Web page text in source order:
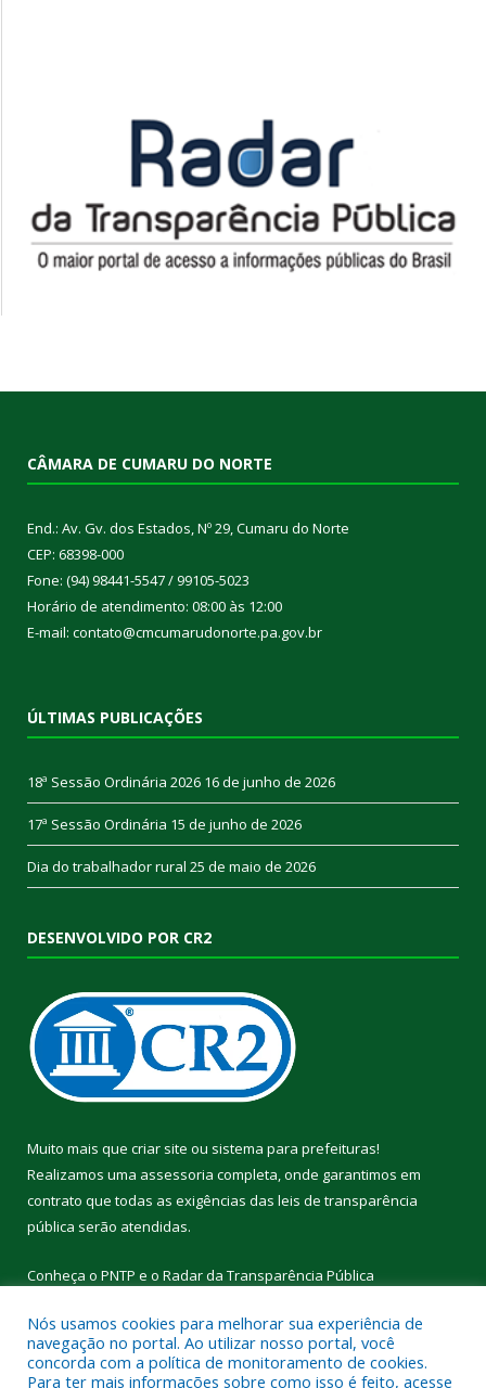
CÂMARA DE CUMARU DO NORTE
End.: Av. Gv. dos Estados, Nº 29, Cumaru do Norte
CEP: 68398-000
Fone: (94) 98441-5547 / 99105-5023
Horário de atendimento: 08:00 às 12:00
E-mail: contato@cmcumarudonorte.pa.gov.br
ÚLTIMAS PUBLICAÇÕES
18ª Sessão Ordinária 2026 16 de junho de 2026
17ª Sessão Ordinária 15 de junho de 2026
Dia do trabalhador rural 25 de maio de 2026
DESENVOLVIDO POR CR2
Muito mais que criar site ou sistema para prefeituras!
Realizamos uma assessoria completa, onde garantimos em
contrato que todas as exigências das leis de transparência
pública serão atendidas.
Conheça o PNTP e o Radar da Transparência Pública
Nós usamos cookies para melhorar sua experiência de
navegação no portal. Ao utilizar nosso portal, você
concorda com a política de monitoramento de cookies.
Para ter mais informações sobre como isso é feito, acesse